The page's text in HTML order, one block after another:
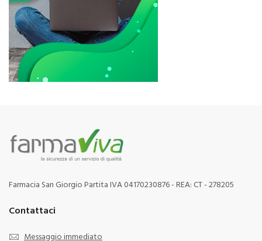
Farmacia San Giorgio Partita IVA 04170230876 - REA: CT - 278205
Contattaci
Messaggio immediato